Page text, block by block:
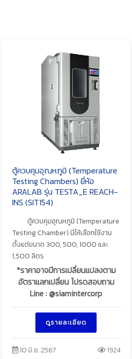
ตู้ควบคุมอุณหภูมิ (Temperature
Testing Chambers) ยี่ห้อ
ARALAB รุ่น TESTA_E REACH-
INS (SIT154)
ตู้ควบคุมอุณหภูมิ (Temperature
Testing Chamber) มีให้เลือกใช้งาน
ตั้งแต่ขนาด 300, 500, 1000 และ
1,500 ลิตร
*ราคาอาจมีการเปลี่ยนแปลงตาม
อัตราแลกเปลี่ยน โปรดสอบถาม
Line : @siamintercorp
ดูรายละเอียด
10 มิ.ย. 2567 1924